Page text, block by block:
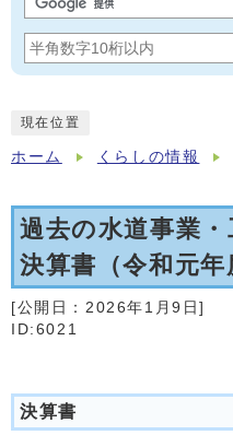
現在位置
ホーム くらしの情報
過去の水道事業
決算書（令和元年
[公開日： 2026年1月9日]
ID:6021
決算書